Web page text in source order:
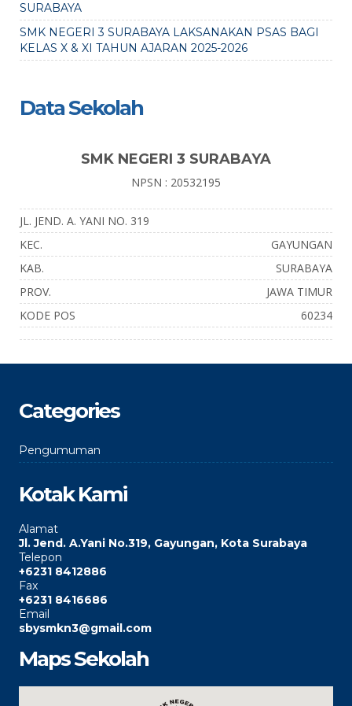
SURABAYA
SMK NEGERI 3 SURABAYA LAKSANAKAN PSAS BAGI
KELAS X & XI TAHUN AJARAN 2025-2026
Data Sekolah
SMK NEGERI 3 SURABAYA
NPSN : 20532195
JL. JEND. A. YANI NO. 319
KEC.
GAYUNGAN
KAB.
SURABAYA
PROV.
JAWA TIMUR
KODE POS
60234
Categories
Pengumuman
Kotak Kami
Alamat
Jl. Jend. A.Yani No.319, Gayungan, Kota Surabaya
Telepon
+6231 8412886
Fax
+6231 8416686
Email
sbysmkn3@gmail.com
Maps Sekolah